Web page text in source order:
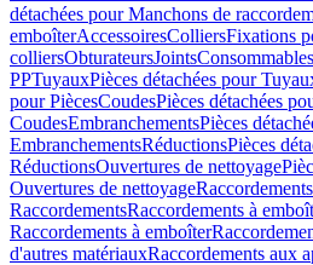
détachées pour Manchons de
emboîterAccessoiresColliersFixations
colliersObturateursJointsConsommables
PPTuyauxPièces détachées pour
pour PiècesCoudesPièces détachées
CoudesEmbranchementsPièces
EmbranchementsRéductionsPièces
RéductionsOuvertures de nettoyage
Ouvertures de nettoyageRaccordements
RaccordementsRaccordements à
Raccordements à emboîter
d'autres matériauxRaccordements aux